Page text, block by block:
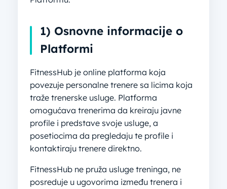
1) Osnovne informacije o
Platformi
FitnessHub je online platforma koja
povezuje personalne trenere sa licima koja
traže trenerske usluge. Platforma
omogućava trenerima da kreiraju javne
profile i predstave svoje usluge, a
posetiocima da pregledaju te profile i
kontaktiraju trenere direktno.
FitnessHub ne pruža usluge treninga, ne
posreduje u ugovorima između trenera i